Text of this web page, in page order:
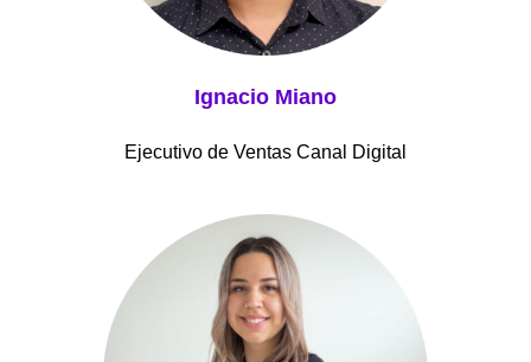
Ignacio Miano
Ejecutivo de Ventas Canal Digital